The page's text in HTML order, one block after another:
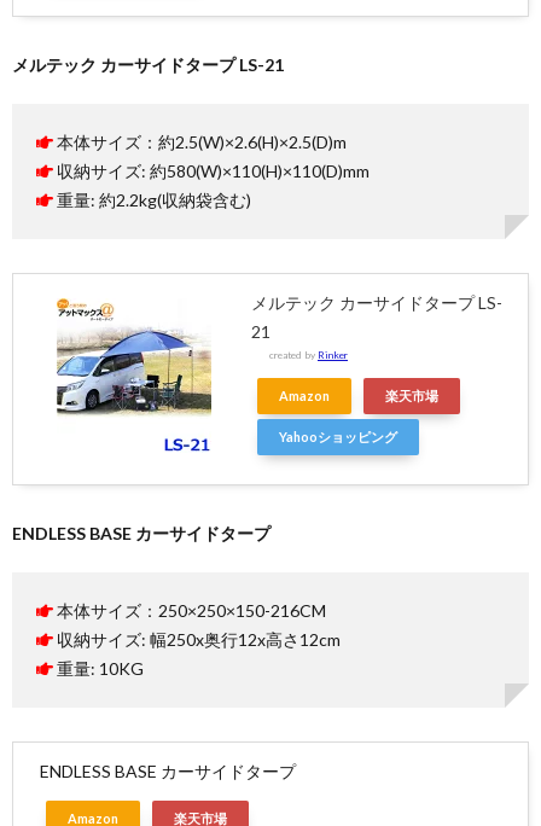
メルテック カーサイドタープ LS-21
本体サイズ：約2.5(W)×2.6(H)×2.5(D)m
収納サイズ: 約580(W)×110(H)×110(D)mm
重量: 約2.2kg(収納袋含む)
メルテック カーサイドタープ LS-
21
created by Rinker
Amazon 楽天市場
Yahooショッピング
ENDLESS BASE カーサイドタープ
本体サイズ：250×250×150-216CM
収納サイズ: 幅250x奥行12x高さ12cm
重量: 10KG
ENDLESS BASE カーサイドタープ
Amazon 楽天市場